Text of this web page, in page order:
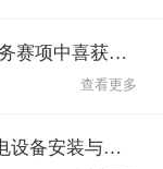
我校在市级技能大赛物联网应用与服务赛项中喜获佳绩
查看更多
石家庄市中职学生技能竞赛 “通用机电设备安装与调试”赛项在石家庄装备制造学校举行